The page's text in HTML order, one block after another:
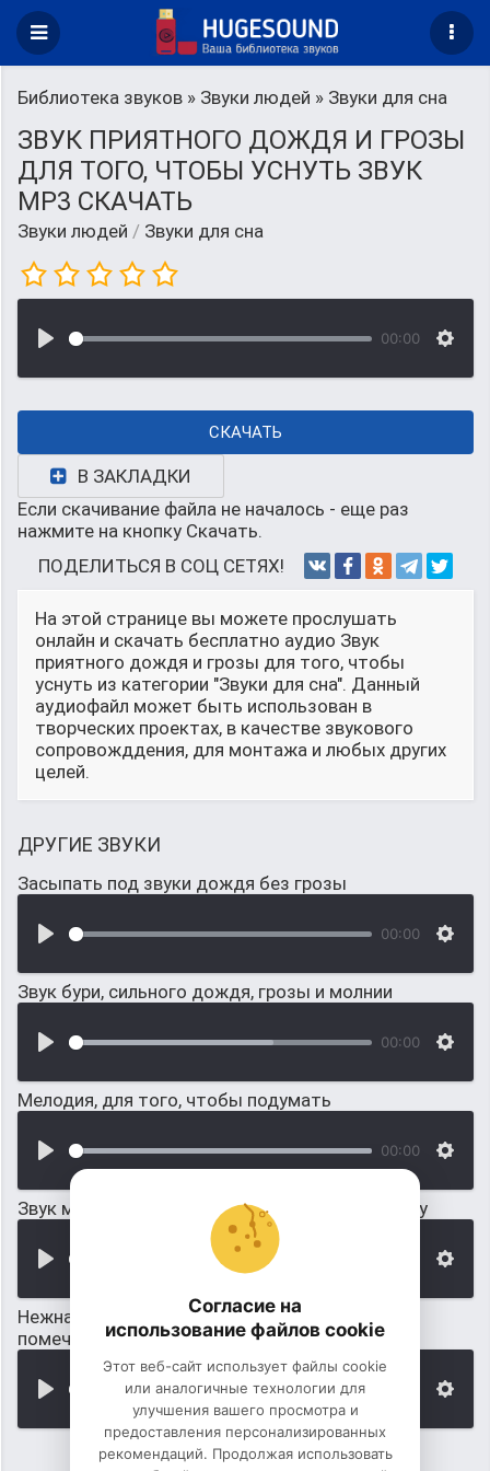
Библиотека звуков » Звуки людей » Звуки для сна
ЗВУК ПРИЯТНОГО ДОЖДЯ И ГРОЗЫ
ДЛЯ ТОГО, ЧТОБЫ УСНУТЬ ЗВУК
MP3 СКАЧАТЬ
Звуки людей / Звуки для сна
00:00
СКАЧАТЬ
В ЗАКЛАДКИ
Если скачивание файла не началось - еще раз
нажмите на кнопку Скачать.
ПОДЕЛИТЬСЯ В СОЦ СЕТЯХ!
На этой странице вы можете прослушать
онлайн и скачать бесплатно аудио Звук
приятного дождя и грозы для того, чтобы
уснуть из категории "Звуки для сна". Данный
аудиофайл может быть использован в
творческих проектах, в качестве звукового
сопровожддения, для монтажа и любых других
целей.
ДРУГИЕ ЗВУКИ
Засыпать под звуки дождя без грозы
00:00
Звук бури, сильного дождя, грозы и молнии
00:00
Мелодия, для того, чтобы подумать
00:00
Звук мыши, для того чтобы, подразнить кошку
Нежная музыка без слов для того, чтобы
помечтать
Согласие на
использование файлов cookie
Этот веб-сайт использует файлы cookie
или аналогичные технологии для
улучшения вашего просмотра и
предоставления персонализированных
рекомендаций. Продолжая использовать